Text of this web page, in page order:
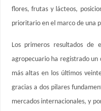
flores, frutas y lácteos,
prioritario en el marco de una
Los primeros resultados de
agropecuario ha registrado un
más altas en los últimos
gracias a dos pilares
mercados internacionales, y